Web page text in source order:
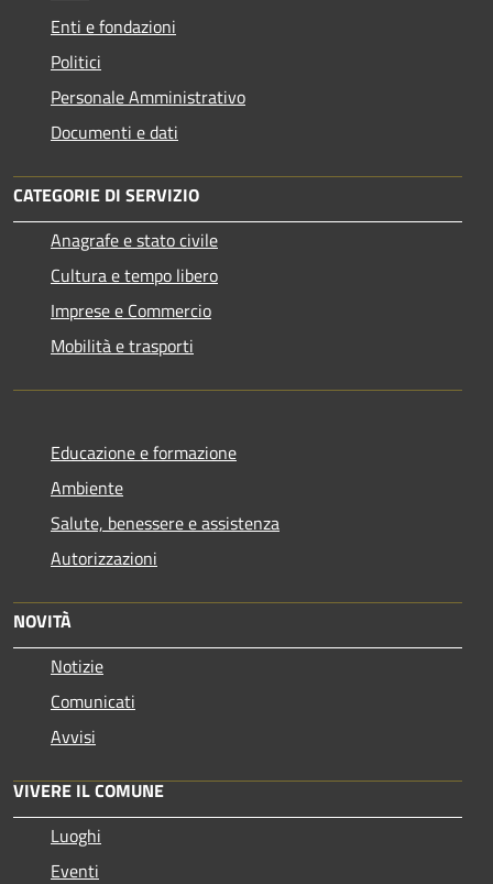
Enti e fondazioni
Politici
Personale Amministrativo
Documenti e dati
CATEGORIE DI SERVIZIO
Anagrafe e stato civile
Cultura e tempo libero
Imprese e Commercio
Mobilità e trasporti
Educazione e formazione
Ambiente
Salute, benessere e assistenza
Autorizzazioni
NOVITÀ
Notizie
Comunicati
Avvisi
VIVERE IL COMUNE
Luoghi
Eventi